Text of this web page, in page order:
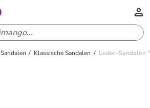
Sandalen Klassische Sandalen Leder-Sandalen